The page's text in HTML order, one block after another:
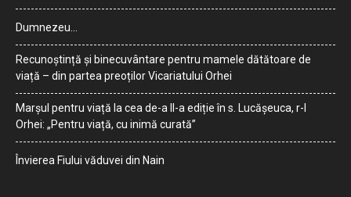
Dumnezeu…
Recunoștință și binecuvântare pentru mamele dătătoare de
viață – din partea preoților Vicariatului Orhei
Marșul pentru viață la cea de-a II-a ediție în s. Lucășeuca, r-l
Orhei: „Pentru viață, cu inimă curată”
Învierea Fiului văduvei din Nain